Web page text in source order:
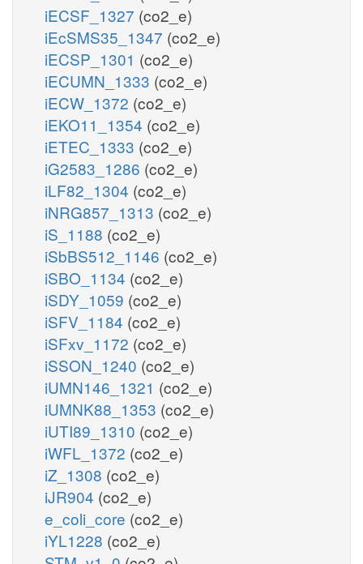
iECSF_1327 (co2_e)
iEcSMS35_1347 (co2_e)
iECSP_1301 (co2_e)
iECUMN_1333 (co2_e)
iECW_1372 (co2_e)
iEKO11_1354 (co2_e)
iETEC_1333 (co2_e)
iG2583_1286 (co2_e)
iLF82_1304 (co2_e)
iNRG857_1313 (co2_e)
iS_1188 (co2_e)
iSbBS512_1146 (co2_e)
iSBO_1134 (co2_e)
iSDY_1059 (co2_e)
iSFV_1184 (co2_e)
iSFxv_1172 (co2_e)
iSSON_1240 (co2_e)
iUMN146_1321 (co2_e)
iUMNK88_1353 (co2_e)
iUTI89_1310 (co2_e)
iWFL_1372 (co2_e)
iZ_1308 (co2_e)
iJR904 (co2_e)
e_coli_core (co2_e)
iYL1228 (co2_e)